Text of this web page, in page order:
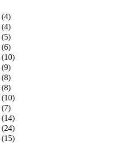
(4)
(4)
(5)
(6)
(10)
(9)
(8)
(8)
(10)
(7)
(14)
(24)
(15)